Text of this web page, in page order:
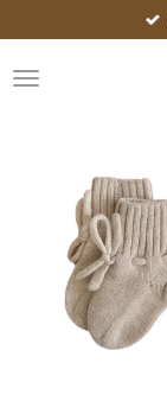
direct
naar
de